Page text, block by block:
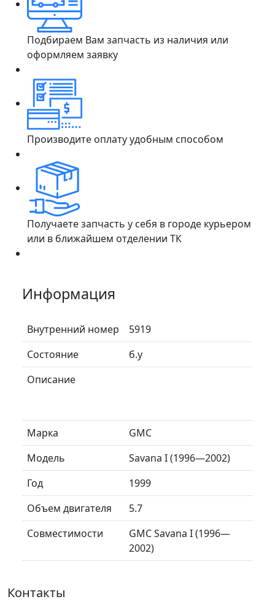
Подбираем Вам запчасть из наличия или
оформляем заявку
Производите оплату удобным способом
Получаете запчасть у себя в городе курьером
или в ближайшем отделении ТК
Информация
Внутренний номер
5919
Состояние
б.у
Описание
Марка
GMC
Модель
Savana I (1996—2002)
Год
1999
Объем двигателя
5.7
Совместимости
GMC Savana I (1996—
2002)
Контакты